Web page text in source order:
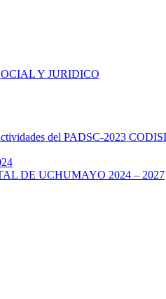
Y JURIDICO
del PADSC-2023
DE UCHUMAYO 2024 – 2027